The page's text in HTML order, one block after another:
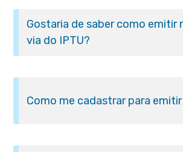
Gostaria de saber como emitir
via do IPTU?
Como me cadastrar para